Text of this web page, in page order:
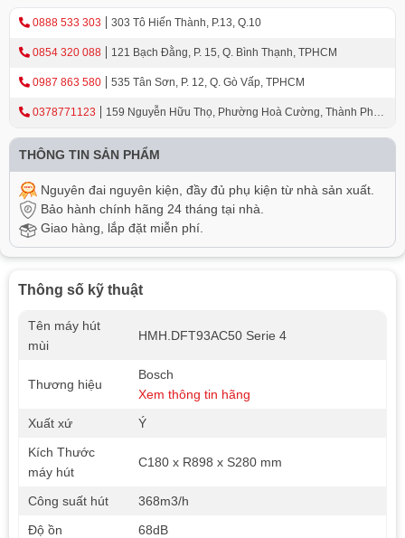
0888 533 303 303 Tô Hiến Thành, P.13, Q.10
0854 320 088 121 Bạch Đằng, P. 15, Q. Bình Thạnh, TPHCM
0987 863 580 535 Tân Sơn, P. 12, Q. Gò Vấp, TPHCM
0378771123
159 Nguyễn Hữu Thọ, Phường Hoà Cường, Thành Phố
THÔNG TIN SẢN PHẨM
Nguyên đai nguyên kiện, đầy đủ phụ kiện từ nhà sản xuất.
Bảo hành chính hãng 24 tháng tại nhà.
Giao hàng, lắp đặt miễn phí.
Thông số kỹ thuật
Tên máy hút
mùi
HMH.DFT93AC50 Serie 4
Thương hiệu
Bosch
Xem thông tin hãng
Xuất xứ
Ý
Kích Thước
máy hút
C180 x R898 x S280 mm
Công suất hút
368m3/h
Độ ồn
68dB